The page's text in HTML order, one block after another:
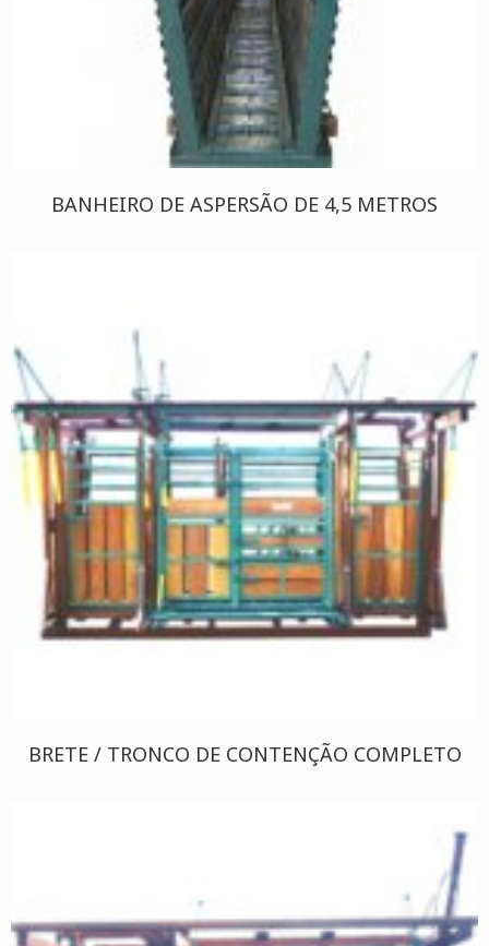
BANHEIRO DE ASPERSÃO DE 4,5 METROS
BRETE / TRONCO DE CONTENÇÃO COMPLETO